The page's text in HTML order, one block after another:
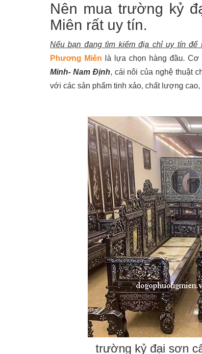
Nên mua trường kỷ
Miên rất uy tín.
Nếu bạn đang tìm kiếm địa chỉ uy tín
Phương Miên là lựa chọn hàng đầu.
Minh- Nam Định, cái nôi của nghệ thuật
với các sản phẩm tinh xảo, chất lượng
trường kỷ đại sơn